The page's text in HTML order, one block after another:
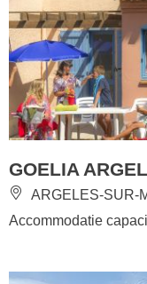
GOELIA
ARGELES-SUR-
Accommodatie